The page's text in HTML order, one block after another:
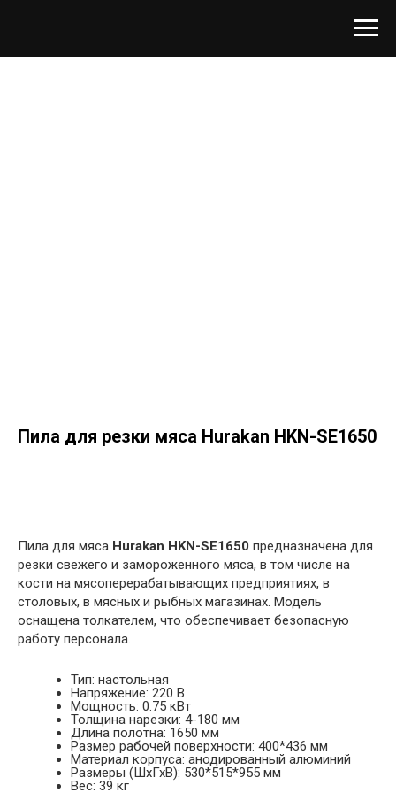
Пила для резки мяса Hurakan HKN-SE1650
Пила для мяса Hurakan HKN-SE1650 предназначена для
резки свежего и замороженного мяса, в том числе на
кости на мясоперерабатывающих предприятиях, в
столовых, в мясных и рыбных магазинах. Модель
оснащена толкателем, что обеспечивает безопасную
работу персонала.
Тип: настольная
Напряжение: 220 В
Мощность: 0.75 кВт
Толщина нарезки: 4-180 мм
Длина полотна: 1650 мм
Размер рабочей поверхности: 400*436 мм
Материал корпуса: анодированный алюминий
Размеры (ШхГхВ): 530*515*955 мм
Вес: 39 кг